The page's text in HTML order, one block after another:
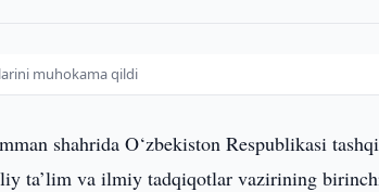
muhokama qildi
shahrida O‘zbekiston Respublikasi tashqi
ta’lim va ilmiy tadqiqotlar vazirining